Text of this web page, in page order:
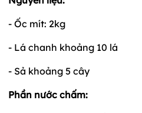
- Ốc mít: 2kg
- Lá chanh khoảng 10 lá
- Sả khoảng 5 cây
Phần nước chấm: